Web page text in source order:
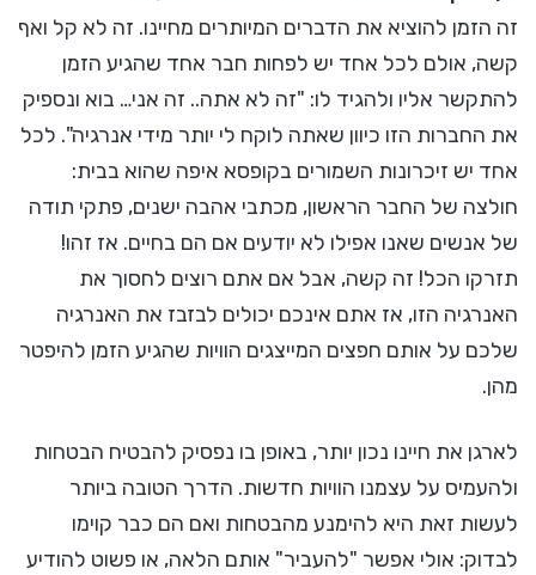
זה הזמן להוציא את הדברים המיותרים מחיינו. זה לא קל ואף
קשה, אולם לכל אחד יש לפחות חבר אחד שהגיע הזמן
להתקשר אליו ולהגיד לו: "זה לא אתה.. זה אני… בוא ונספיק
את החברות הזו כיוון שאתה לוקח לי יותר מידי אנרגיה". לכל
אחד יש זיכרונות השמורים בקופסא איפה שהוא בבית:
חולצה של החבר הראשון, מכתבי אהבה ישנים, פתקי תודה
של אנשים שאנו אפילו לא יודעים אם הם בחיים. אז זהו!
תזרקו הכל! זה קשה, אבל אם אתם רוצים לחסוך את
האנרגיה הזו, אז אתם אינכם יכולים לבזבז את האנרגיה
שלכם על אותם חפצים המייצגים הוויות שהגיע הזמן להיפטר
מהן.
לארגן את חיינו נכון יותר, באופן בו נפסיק להבטיח הבטחות
ולהעמיס על עצמנו הוויות חדשות. הדרך הטובה ביותר
לעשות זאת היא להימנע מהבטחות ואם הם כבר קוימו
לבדוק: אולי אפשר "להעביר" אותם הלאה, או פשוט להודיע